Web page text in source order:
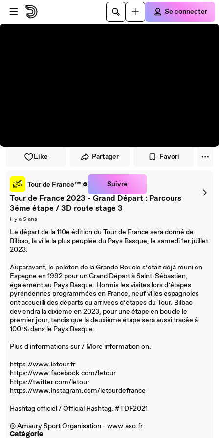
Passer au player
Passer au contenu principal
Se connecter
Like Partager Favori
Tour de France™ Suivre
Tour de France 2023 - Grand Départ : Parcours
3éme étape / 3D route stage 3
il y a 5 ans
Le départ de la 110e édition du Tour de France sera donné de
Bilbao, la ville la plus peuplée du Pays Basque, le samedi 1er juillet
2023.
Auparavant, le peloton de la Grande Boucle s’était déjà réuni en
Espagne en 1992 pour un Grand Départ à Saint-Sébastien,
également au Pays Basque. Hormis les visites lors d’étapes
pyrénéennes programmées en France, neuf villes espagnoles
ont accueilli des départs ou arrivées d’étapes du Tour. Bilbao
deviendra la dixième en 2023, pour une étape en boucle le
premier jour, tandis que la deuxième étape sera aussi tracée à
100 % dans le Pays Basque.
Plus d'informations sur / More information on:
https://www.letour.fr
https://www.facebook.com/letour
https://twitter.com/letour
https://www.instagram.com/letourdefrance
Hashtag officiel / Official Hashtag: #TDF2021
© Amaury Sport Organisation - www.aso.fr
Catégorie